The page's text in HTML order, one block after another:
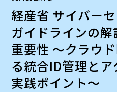
経産省 サイバー
ガイドラインの
重要性 ～クラウ
る統合ID管理と
実践ポイント～